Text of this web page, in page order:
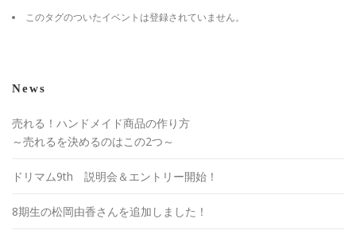
このタグのついたイベントは登録されていません。
News
売れる！ハンドメイド商品の作り方
～売れるを決めるのはこの2つ～
ドリマム9th 説明会＆エントリー開始！
8期生の松岡由香さんを追加しました！